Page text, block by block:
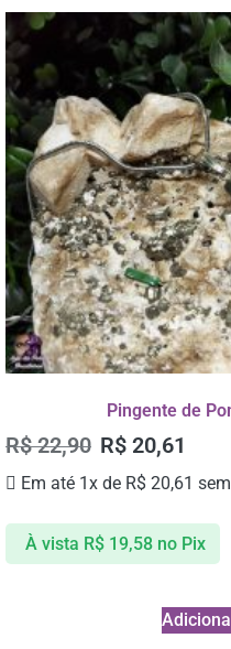
Pingente de
R$22,90 R$ 20,61
Em até 1x de R$ 20,61
À vista R$19,58 no Pix